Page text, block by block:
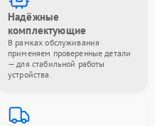
Надёжные
комплектующие
В рамках обслуживания
применяем проверенные детали
— для стабильной работы
устройства.